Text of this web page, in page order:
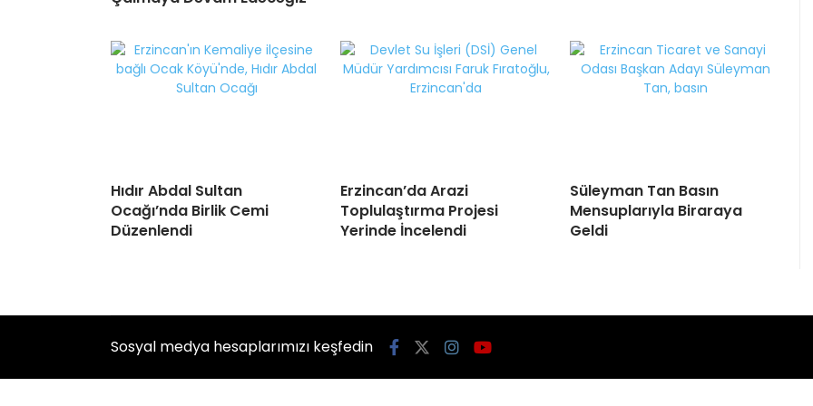
Hıdır Abdal Sultan
Ocağı’nda Birlik Cemi
Düzenlendi
Erzincan’da Arazi
Toplulaştırma Projesi
Yerinde İncelendi
Süleyman Tan Basın
Mensuplarıyla Biraraya
Geldi
Sosyal medya hesaplarımızı keşfedin